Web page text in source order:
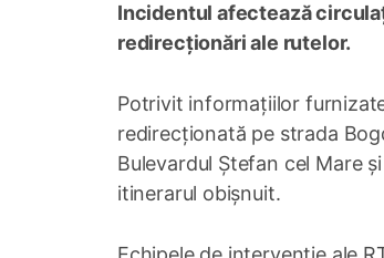
Incidentul afectează
redirecționări ale rutelor.
Potrivit informațiilor
redirecționată pe strada
Bulevardul Ștefan cel Mare
itinerarul obișnuit.